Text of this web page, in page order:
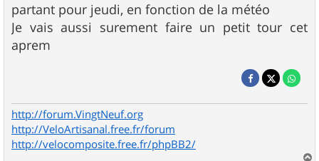
s
s
a
g
e
partant pour jeudi, en fonction de la météo
Je vais aussi surement faire un petit tour cet
aprem
http://forum.VingtNeuf.org
http://VeloArtisanal.free.fr/forum
http://velocomposite.free.fr/phpBB2/